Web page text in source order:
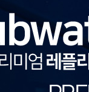
한여름 특별 이벤트
카톡채널 사칭사기주
서브와치 공식 카카오
시계클럽 서브와치 오